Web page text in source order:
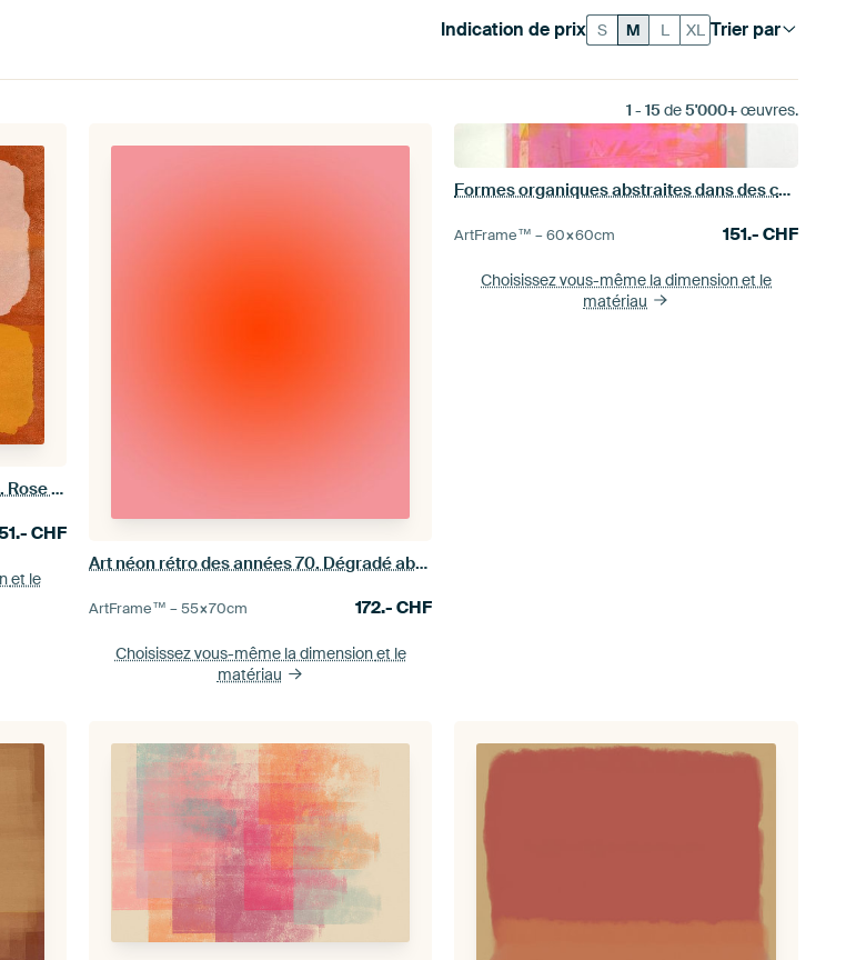
Trier par
Indication de prix S M L XL
1 - 15de5'000+œuvres.
Expressionnisme abstrait moderne. Rose et jaune sur orange.
CHF
et le
Art néon rétro des années 70. Dégradé abstrait en orange et rose
ArtFrame™ –55×70cm 172.-CHF
Choisissez vous-même la dimensionet le
matériau
Formes organiques abstraites dans des couleurs pastel et néon. Orange et rose.
ArtFrame™ –60×60cm 151.- CHF
Choisissez vous-même la dimensionet le
matériau